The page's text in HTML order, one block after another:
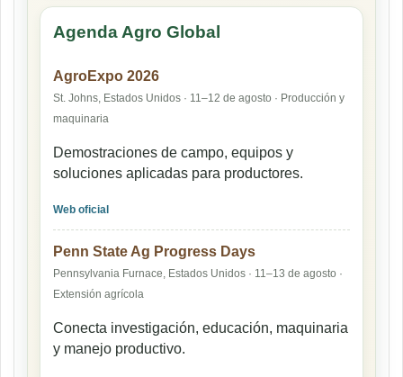
Agenda Agro Global
AgroExpo 2026
St. Johns, Estados Unidos · 11–12 de agosto · Producción y
maquinaria
Demostraciones de campo, equipos y
soluciones aplicadas para productores.
Web oficial
Penn State Ag Progress Days
Pennsylvania Furnace, Estados Unidos · 11–13 de agosto ·
Extensión agrícola
Conecta investigación, educación, maquinaria
y manejo productivo.